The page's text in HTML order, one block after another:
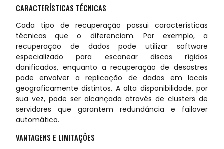
CARACTERÍSTICAS TÉCNICAS
Cada tipo de recuperação possui características
técnicas que o diferenciam. Por exemplo, a
recuperação de dados pode utilizar software
especializado para escanear discos rígidos
danificados, enquanto a recuperação de desastres
pode envolver a replicação de dados em locais
geograficamente distintos. A alta disponibilidade, por
sua vez, pode ser alcançada através de clusters de
servidores que garantem redundância e failover
automático.
VANTAGENS E LIMITAÇÕES